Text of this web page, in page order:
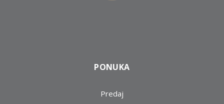
PONUKA
Predaj